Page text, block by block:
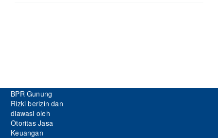
BPR Gunung
Rizki berizin dan
diawasi oleh
Otoritas Jasa
Keuangan